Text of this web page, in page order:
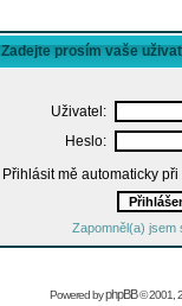
Zadejte prosím vaše
Uživatel:
Heslo:
Přihlásit mě automaticky
Zapomněl(a) jsem
Powered byphpBB© 2001,